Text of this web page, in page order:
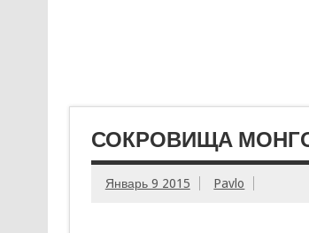
СОКРОВИЩА
Январь 9 2015 Pavlo